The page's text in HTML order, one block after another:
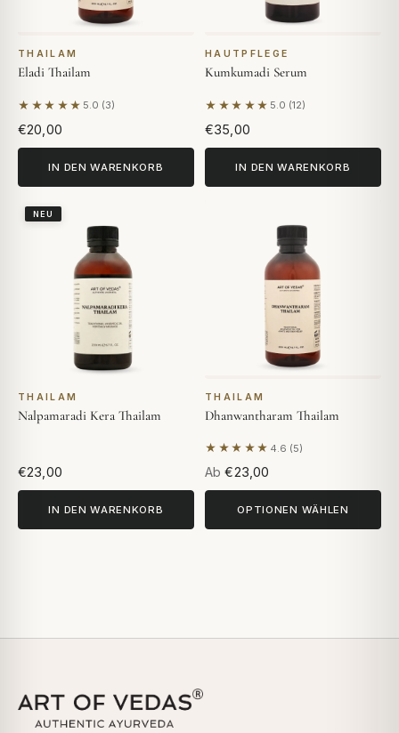
THAILAM
Eladi Thailam
★★★★★ 5.0 (3)
Basierend auf 3 Bewertungen
€20,00
IN DEN WARENKORB
HAUTPFLEGE
Kumkumadi Serum
★★★★★ 5.0 (12)
Basierend auf 12
€35,00
IN DEN WARENKORB
NEU
THAILAM
Nalpamaradi Kera Thailam
€23,00
IN DEN WARENKORB
THAILAM
Dhanwantharam Thailam
★★★★★ 4.6 (5)
Basierend auf 5
Ab €23,00
OPTIONEN WÄHLEN